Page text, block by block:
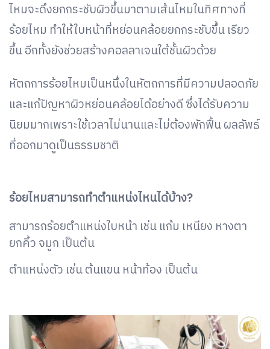
ไหมจะดึงยกกระชับผิวขึ้นมาตามเส้นไหมในทิศทางที่
ร้อยไหม ทำให้ใบหน้าที่หย่อนคล้อยยกกระชับขึ้น เรียว
ขึ้น อีกทั้งยังช่วยสร้างคอลลาเจนใต้ชั้นผิวด้วย
หัตถการร้อยไหมเป็นหนึ่งในหัตถการที่มีความปลอดภัย
และแก้ปัญหาผิวหย่อนคล้อยได้อย่างดี ซึ่งได้รับความ
นิยมมากเพราะใช้เวลาไม่นานและไม่ต้องพักฟื้น ผลลัพธ์
ที่ออกมาดูเป็นธรรมชาติ
ร้อยไหมสามารถทำตำแหน่งไหนได้บ้าง?
สามารถร้อยตำแหน่งใบหน้า เช่น แก้ม เหนียง หางตา
ยกคิ้ว จมูก เป็นต้น
ตำแหน่งตัว เช่น ต้นแขน หน้าท้อง เป็นต้น